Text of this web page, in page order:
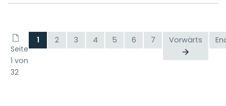
Seite
1 von
32
1 2 3 4 5 6 7 Vorwärts